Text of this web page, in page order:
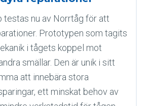
testas nu av Norrtåg för att
Prototypen som tagits
i tågets koppel mot
smällar. Den är unik i sitt
att innebära stora
ett minskat behov av